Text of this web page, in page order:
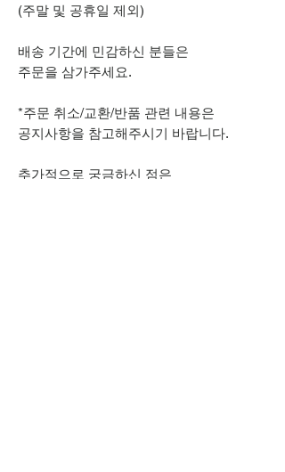
(주말 및 공휴일 제외)
배송 기간에 민감하신 분들은
주문을 삼가주세요.
*주문 취소/교환/반품 관련 내용은
공지사항을 참고해주시기 바랍니다.
추가적으로 궁금하신 점은